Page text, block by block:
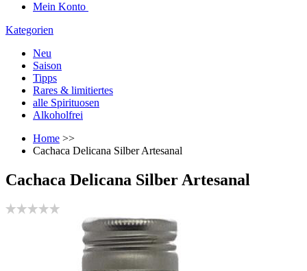
Mein Konto
Kategorien
Neu
Saison
Tipps
Rares & limitiertes
alle Spirituosen
Alkoholfrei
Home >>
Cachaca Delicana Silber Artesanal
Cachaca Delicana Silber Artesanal